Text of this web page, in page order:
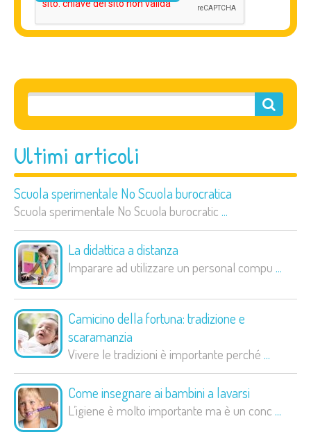
Ultimi articoli
Scuola sperimentale No Scuola burocratica
Scuola sperimentale No Scuola burocratic ...
La didattica a distanza
Imparare ad utilizzare un personal compu ...
Camicino della fortuna: tradizione e
scaramanzia
Vivere le tradizioni è importante perché ...
Come insegnare ai bambini a lavarsi
L’igiene è molto importante ma è un conc ...